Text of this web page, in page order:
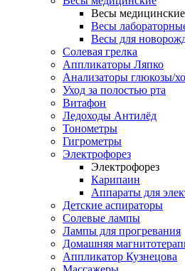
Весы медицинские
Весы
Весы для
Солевая грелка
Аппликаторы Ляпко
Анализаторы глюкозы/
Уход за полостью рта
Витафон
Ледоходы Антилёд
Тонометры
Гигрометры
Электрофорез
Электрофорез
Карипаин
Аппараты для
Детские аспираторы
Солевые лампы
Лампы для прогревания
Домашняя
Аппликатор Кузнецова